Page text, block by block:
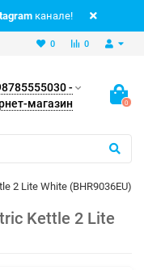
канале!
0
0
-
магазин
0
2 Lite White (BHR9036EU)
Kettle 2 Lite